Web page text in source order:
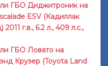
ГБО Диджитроник на
ESV (Кадиллак
2011 г.в., 6.2 л., 409 л.с.,
ГБО Ловато на
Крузер (Toyota Land